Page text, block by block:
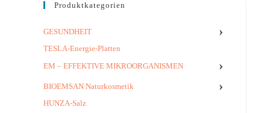
Produktkategorien
GESUNDHEIT ›
TESLA-Energie-Platten
EM – EFFEKTIVE MIKROORGANISMEN
›
BIOEMSAN Naturkosmetik ›
HUNZA-Salz